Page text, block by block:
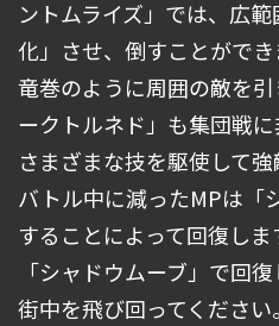
ントムライズ」では、広
化」させ、倒すことができ
竜巻のように周囲の敵を
ークトルネド」も集団戦に
さまざまな技を駆使して強
バトル中に減ったMPは「
することによって回復しま
「シャドウムーブ」で回
街中を飛び回ってください。